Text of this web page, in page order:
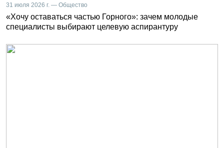
31 июля 2026 г. — Общество
«Хочу оставаться частью Горного»: зачем молодые
специалисты выбирают целевую аспирантуру